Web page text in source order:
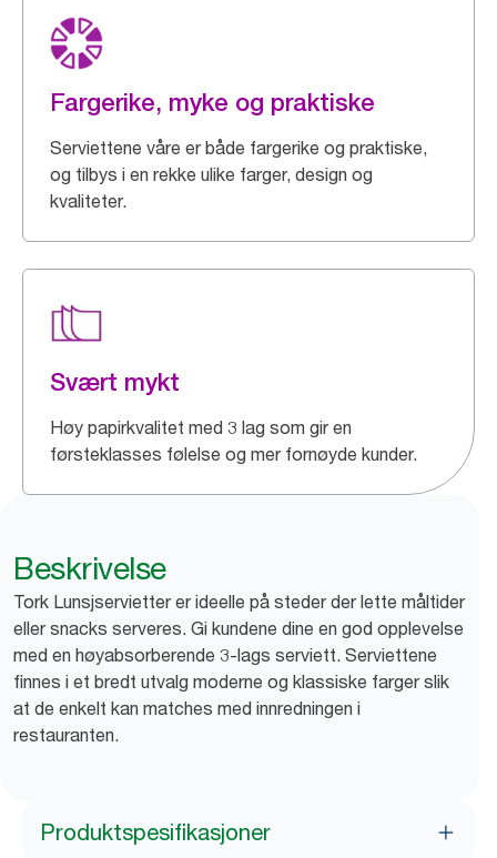
Fargerike, myke og praktiske
Serviettene våre er både fargerike og praktiske,
og tilbys i en rekke ulike farger, design og
kvaliteter.
Svært mykt
Høy papirkvalitet med 3 lag som gir en
førsteklasses følelse og mer fornøyde kunder.
Beskrivelse
Tork Lunsjservietter er ideelle på steder der lette måltider
eller snacks serveres. Gi kundene dine en god opplevelse
med en høyabsorberende 3-lags serviett. Serviettene
finnes i et bredt utvalg moderne og klassiske farger slik
at de enkelt kan matches med innredningen i
restauranten.
Produktspesifikasjoner